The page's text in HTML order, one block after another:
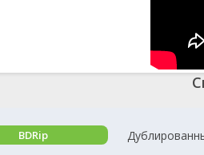
BDRip